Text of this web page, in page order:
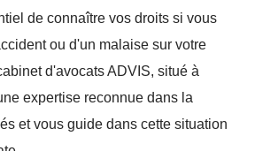
de connaître vos droits si vous
ou d'un malaise sur votre
d'avocats ADVIS, situé à
expertise reconnue dans la
et vous guide dans cette situation